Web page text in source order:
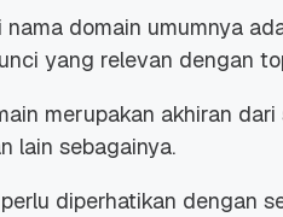
domain umumnya
yang relevan dengan
merupakan akhiran
lain sebagainya.
diperhatikan dengan